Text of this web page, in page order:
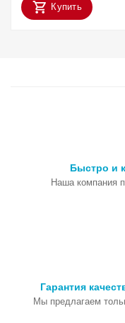
Купить
Быстро и
Наша компания
Гарантия
Мы предлагаем